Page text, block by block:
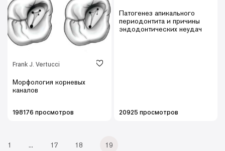
Frank J. Vertucci
Морфология корневых
каналов
198176 просмотров
Патогенез апикального
периодонтита и причины
эндодонтических неудач
20925 просмотров
1 ... 17 18 19